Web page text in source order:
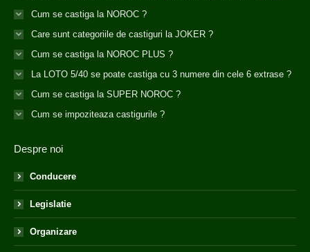
Cum se castiga la NOROC ?
Care sunt categoriile de castiguri la JOKER ?
Cum se castiga la NOROC PLUS ?
La LOTO 5/40 se poate castiga cu 3 numere din cele 6 extrase ?
Cum se castiga la SUPER NOROC ?
Cum se impoziteaza castigurile ?
Despre noi
Conducere
Legislatie
Organizare